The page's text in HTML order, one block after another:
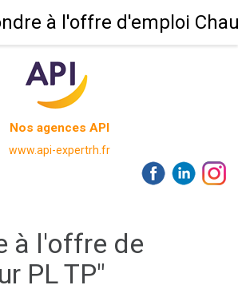
Nos agences API
www.api-expertrh.fr
à l'offre de
PL TP"
à l'offre d'emploi